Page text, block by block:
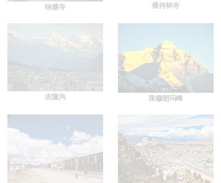
纳塘寺 雍仲林寺
吉隆沟 珠穆朗玛峰